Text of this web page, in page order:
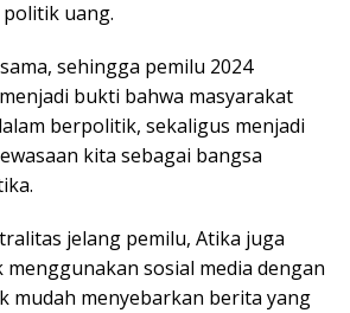
uang.
sehingga pemilu 2024
bukti bahwa masyarakat
berpolitik, sekaligus menjadi
kita sebagai bangsa
jelang pemilu, Atika juga
sosial media dengan
mudah menyebarkan berita yang